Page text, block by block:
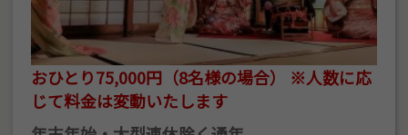
おひとり75,000円（8名様の場合） ※人数に応
じて料金は変動いたします